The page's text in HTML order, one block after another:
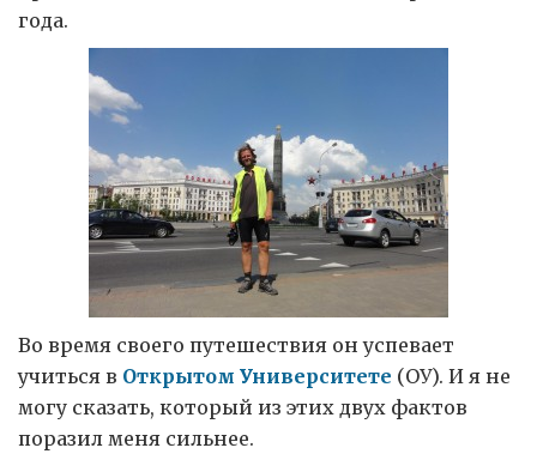
года.
Во время своего путешествия он успевает
учиться в Открытом Университете (ОУ). И я не
могу сказать, который из этих двух фактов
поразил меня сильнее.